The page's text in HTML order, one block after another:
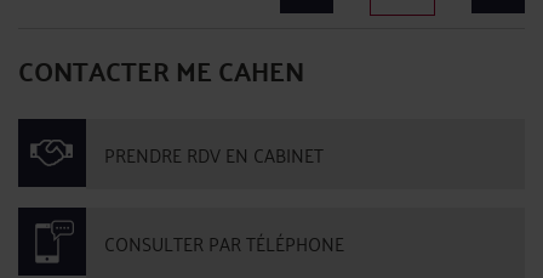
CONTRAT D’HÉBERGEMENT DE CHEVAUX
ParMurielle-Isabelle CAHENle 22/11/2023
Il existe diverses options pour un contrat d’hébergement de chevaux, en
fonction des services proposés par le détenteur et des besoins du propriétaire.
Le contrat de pension implique deux parties : le déposant, qui est celui qui